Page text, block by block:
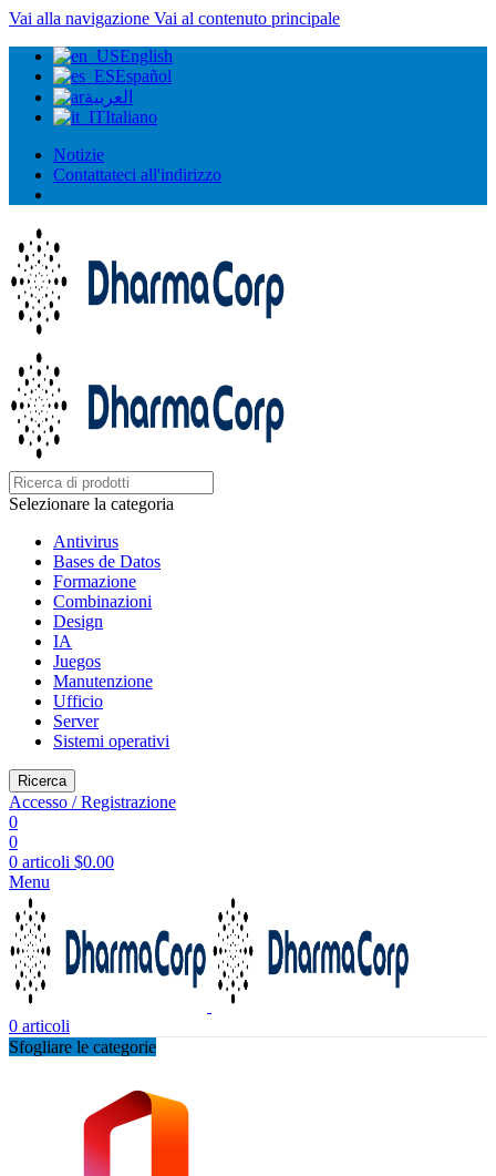
Vai alla navigazione Vai al contenuto principale
English
Español
العربية
Italiano
Notizie
Contattateci all'indirizzo
Selezionare la categoria
Antivirus
Bases de Datos
Formazione
Combinazioni
Design
IA
Juegos
Manutenzione
Ufficio
Server
Sistemi operativi
Ricerca
Accesso / Registrazione
0
0
0 articoli $0.00
Menu
0 articoli
Sfogliare le categorie